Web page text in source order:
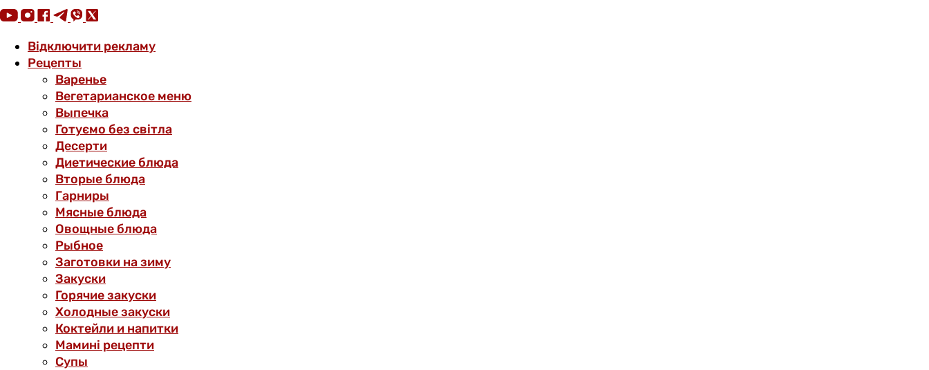
Відключити рекламу
Рецепты
Варенье
Вегетарианское меню
Выпечка
Готуємо без світла
Десерти
Диетические блюда
Вторые блюда
Гарниры
Мясные блюда
Овощные блюда
Рыбное
Заготовки на зиму
Закуски
Горячие закуски
Холодные закуски
Коктейли и напитки
Мамині рецепти
Супы